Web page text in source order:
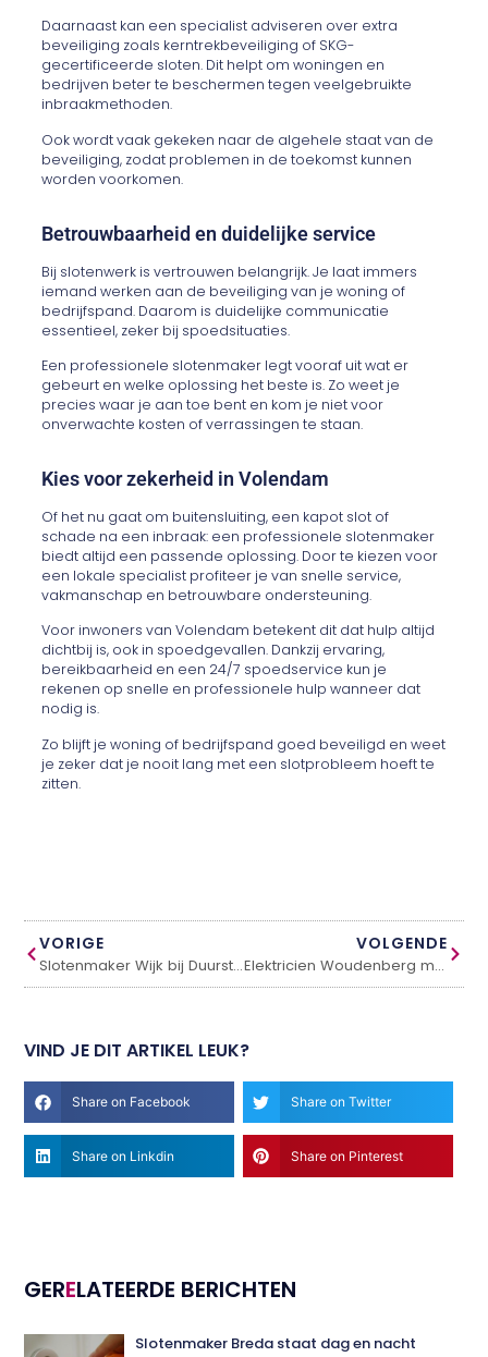
Daarnaast kan een specialist adviseren over extra
beveiliging zoals kerntrekbeveiliging of SKG-
gecertificeerde sloten. Dit helpt om woningen en
bedrijven beter te beschermen tegen veelgebruikte
inbraakmethoden.
Ook wordt vaak gekeken naar de algehele staat van de
beveiliging, zodat problemen in de toekomst kunnen
worden voorkomen.
Betrouwbaarheid en duidelijke service
Bij slotenwerk is vertrouwen belangrijk. Je laat immers
iemand werken aan de beveiliging van je woning of
bedrijfspand. Daarom is duidelijke communicatie
essentieel, zeker bij spoedsituaties.
Een professionele slotenmaker legt vooraf uit wat er
gebeurt en welke oplossing het beste is. Zo weet je
precies waar je aan toe bent en kom je niet voor
onverwachte kosten of verrassingen te staan.
Kies voor zekerheid in Volendam
Of het nu gaat om buitensluiting, een kapot slot of
schade na een inbraak: een professionele slotenmaker
biedt altijd een passende oplossing. Door te kiezen voor
een lokale specialist profiteer je van snelle service,
vakmanschap en betrouwbare ondersteuning.
Voor inwoners van Volendam betekent dit dat hulp altijd
dichtbij is, ook in spoedgevallen. Dankzij ervaring,
bereikbaarheid en een 24/7 spoedservice kun je
rekenen op snelle en professionele hulp wanneer dat
nodig is.
Zo blijft je woning of bedrijfspand goed beveiligd en weet
je zeker dat je nooit lang met een slotprobleem hoeft te
zitten.
VORIGE
Slotenmaker Wijk bij Duurstede bij nood en schadeherstel
VOLGENDE
Elektricien Woudenberg met spoedservice: snel en betrouwbaar
VIND JE DIT ARTIKEL LEUK?
Share on Facebook Share on Twitter
Share on Linkdin Share on Pinterest
GERELATEERDE BERICHTEN
Slotenmaker Breda staat dag en nacht